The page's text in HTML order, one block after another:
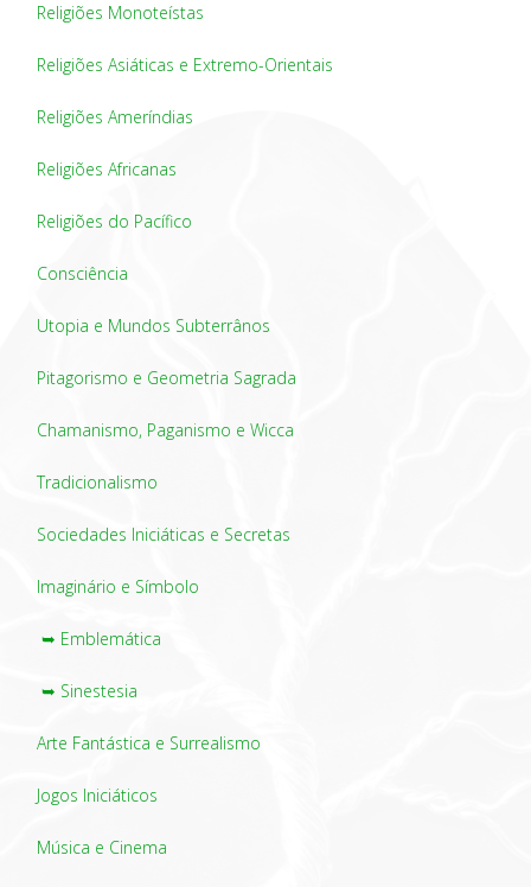
Religiões Monoteístas
Religiões Asiáticas e Extremo-Orientais
Religiões Ameríndias
Religiões Africanas
Religiões do Pacífico
Consciência
Utopia e Mundos Subterrânos
Pitagorismo e Geometria Sagrada
Chamanismo, Paganismo e Wicca
Tradicionalismo
Sociedades Iniciáticas e Secretas
Imaginário e Símbolo
➥ Emblemática
➥ Sinestesia
Arte Fantástica e Surrealismo
Jogos Iniciáticos
Música e Cinema